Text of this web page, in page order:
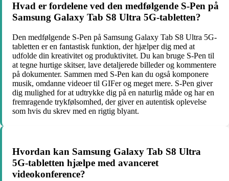
Hvad er fordelene ved den medfølgende S-Pen på
Samsung Galaxy Tab S8 Ultra 5G-tabletten?
Den medfølgende S-Pen på Samsung Galaxy Tab S8 Ultra 5G-
tabletten er en fantastisk funktion, der hjælper dig med at
udfolde din kreativitet og produktivitet. Du kan bruge S-Pen til
at tegne hurtige skitser, lave detaljerede billeder og kommentere
på dokumenter. Sammen med S-Pen kan du også komponere
musik, omdanne videoer til GIFer og meget mere. S-Pen giver
dig mulighed for at udtrykke dig på en naturlig måde og har en
fremragende trykfølsomhed, der giver en autentisk oplevelse
som hvis du skrev med en rigtig blyant.
Hvordan kan Samsung Galaxy Tab S8 Ultra
5G-tabletten hjælpe med avanceret
videokonference?